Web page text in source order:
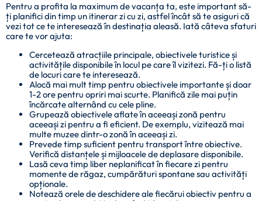
Pentru a profita la maximum de vacanța ta, este important să-
ți planifici din timp un itinerar zi cu zi, astfel încât să te asiguri că
vezi tot ce te interesează în destinația aleasă. Iată câteva sfaturi
care te vor ajuta:
Cercetează atracțiile principale, obiectivele turistice și
activitățile disponibile în locul pe care îl vizitezi. Fă-ți o listă
de locuri care te interesează.
Alocă mai mult timp pentru obiectivele importante și doar
1-2 ore pentru opriri mai scurte. Planifică zile mai puțin
încărcate alternând cu cele pline.
Grupează obiectivele aflate în aceeași zonă pentru
aceeași zi pentru a fi eficient. De exemplu, vizitează mai
multe muzee dintr-o zonă în aceeași zi.
Prevede timp suficient pentru transport între obiective.
Verifică distanțele și mijloacele de deplasare disponibile.
Lasă ceva timp liber neplanificat în fiecare zi pentru
momente de răgaz, cumpărături spontane sau activități
opționale.
Notează orele de deschidere ale fiecărui obiectiv pentru a